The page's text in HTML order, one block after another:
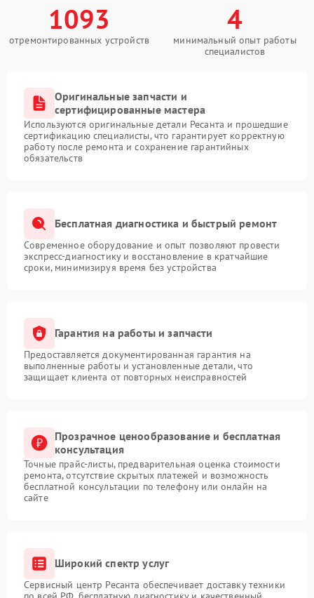
1093
отремонтированных устройств
4
минимальный опыт работы
специалистов
Оригинальные запчасти и
сертифицированные мастера
Используются оригинальные детали Ресанта и прошедшие
сертификацию специалисты, что гарантирует корректную
работу после ремонта и сохранение гарантийных
обязательств
Бесплатная диагностика и быстрый ремонт
Современное оборудование и опыт позволяют провести
экспресс-диагностику и восстановление в кратчайшие
сроки, минимизируя время без устройства
Гарантия на работы и запчасти
Предоставляется документированная гарантия на
выполненные работы и установленные детали, что
защищает клиента от повторных неисправностей
Прозрачное ценообразование и бесплатная
консультация
Точные прайс-листы, предварительная оценка стоимости
ремонта, отсутствие скрытых платежей и возможность
бесплатной консультации по телефону или онлайн на
сайте
Широкий спектр услуг
Сервисный центр Ресанта обеспечивает доставку техники